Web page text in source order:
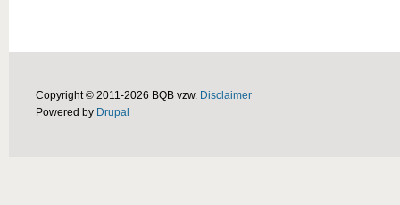
Copyright © 2011-2026 BQB vzw. Disclaimer
Powered by Drupal